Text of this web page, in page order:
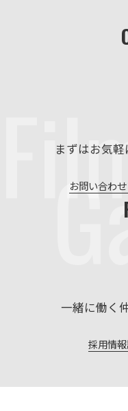
まずはお気軽
お問い合わ
一緒に働く
採用情